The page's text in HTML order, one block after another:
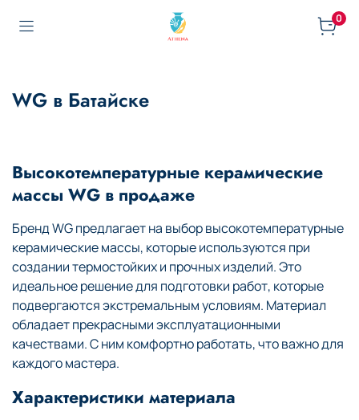
0
WG в Батайске
Высокотемпературные керамические
массы WG в продаже
Бренд WG предлагает на выбор высокотемпературные
керамические массы, которые используются при
создании термостойких и прочных изделий. Это
идеальное решение для подготовки работ, которые
подвергаются экстремальным условиям. Материал
обладает прекрасными эксплуатационными
качествами. С ним комфортно работать, что важно для
каждого мастера.
Характеристики материала